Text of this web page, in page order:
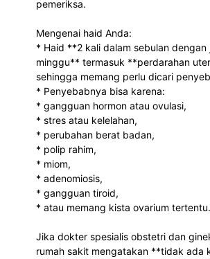
pemeriksa.
Mengenai haid Anda:
* Haid **2 kali dalam sebulan dengan
minggu** termasuk **perdarahan
sehingga memang perlu dicari
* Penyebabnya bisa karena:
* gangguan hormon atau ovulasi,
* stres atau kelelahan,
* perubahan berat badan,
* polip rahim,
* miom,
* adenomiosis,
* gangguan tiroid,
* atau memang kista ovarium tertentu.
Jika dokter spesialis obstetri dan
rumah sakit mengatakan **tidak ada